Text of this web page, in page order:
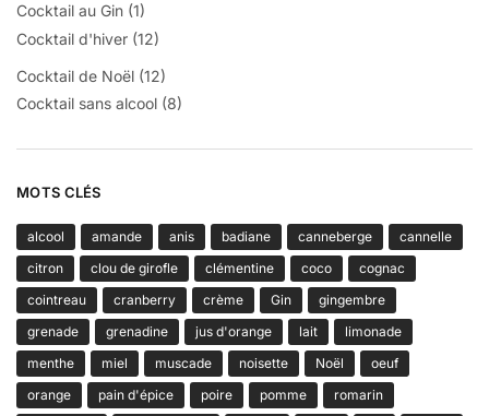
Cocktail au Gin (1)
Cocktail d'hiver (12)
Cocktail de Noël (12)
Cocktail sans alcool (8)
MOTS CLÉS
alcool amande anis badiane canneberge
cannelle
citron
clou de girofle clémentine coco
cognac
cointreau
cranberry crème Gin
gingembre
grenade
grenadine jus d'orange lait
limonade
menthe
miel muscade noisette Noël
oeuf
orange
pain d'épice poire pomme
romarin